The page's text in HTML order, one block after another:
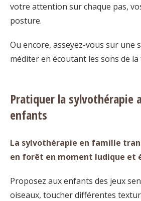
votre attention sur chaque pas,
posture.
Ou encore, asseyez-vous sur une
méditer en écoutant les sons de
Pratiquer la sylvothérapie
enfants
La sylvothérapie en famille
en forêt en moment ludique et
Proposez aux enfants des jeux
oiseaux, toucher différentes